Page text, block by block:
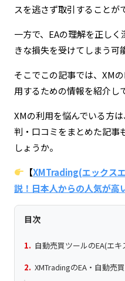
スを逃さず取引することが
一方で、EAの理解を正し
きな損失を受けてしまう可
そこでこの記事では、XM
用するための情報を紹介し
XMの利用を悩んでいる方
判・口コミをまとめた記事
しょうか。
【XMTrading(エックス
説！日本人からの人気が高
目次
自動売買ツールのEA(エ
XMTradingのEA・自動売